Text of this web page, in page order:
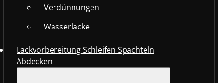
Verdünnungen
Wasserlacke
Lackvorbereitung Schleifen Spachteln
Abdecken